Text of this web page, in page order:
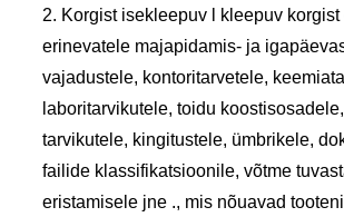
2. Korgist isekleepuv l kleepuv
erinevatele majapidamis- ja
vajadustele, kontoritarvetele,
laboritarvikutele, toidu
tarvikutele, kingitustele, ümbrikele,
failide klassifikatsioonile, võtme
eristamisele jne ., mis nõuavad